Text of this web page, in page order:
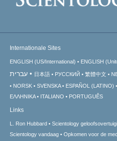
Internationale Sites
ENGLISH (US/International) ENGLISH
עברית 日本語 РУССКИЙ 繁體中文
NORSK
SVENSKA ESPAÑOL (LATINO)
ΕΛΛΗΝΙΚA
ITALIANO PORTUGUÊS
Links
L. Ron Hubbard Scientology
Scientology vandaag
Opkomen voor de